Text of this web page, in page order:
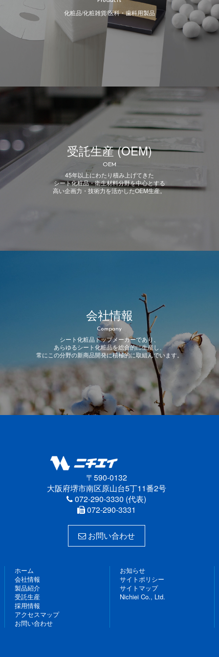
化粧品/化粧雑貨/医科・歯科用製品
受託生産 (OEM)
OEM
45年以上にわたり積み上げてきた
シート化粧品・衛生材料分野を中心とする
高い企画力・技術力を活かしたOEM生産。
会社情報
Company
シート化粧品トップメーカーであり、
あらゆるシート化粧品を総合的に生産し、
常にこの分野の新商品開発に積極的に取組んでいます。
〒590-0132
大阪府堺市南区原山台5丁11番2号
072-290-3330 (代表)
072-290-3331
お問い合わせ
ホーム
会社情報
製品紹介
受託生産
採用情報
アクセスマップ
お問い合わせ
お知らせ
サイトポリシー
サイトマップ
Nichiei Co., Ltd.